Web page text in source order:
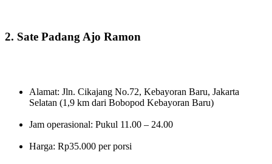
2. Sate Padang Ajo Ramon
Alamat: Jln. Cikajang No.72, Kebayoran Baru, Jakarta
Selatan (1,9 km dari Bobopod Kebayoran Baru)
Jam operasional: Pukul 11.00 – 24.00
Harga: Rp35.000 per porsi